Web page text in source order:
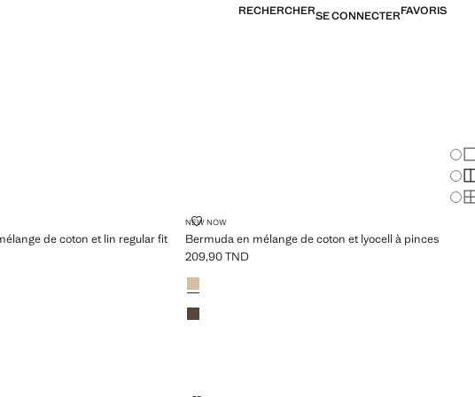
RECHERCHERSE CONNECTERFAVORIS
de coton et lin regular fit
EN MÉLANGE DE COTON ET LIN REGULAR FIT
]
NEW NOW
Bermuda en mélange de coton et lyocell à pinces
BERMUDA EN MÉLANGE DE COTON ET LYOCELL À
Prix actuel [209,90 TND ]
209,90 TND
Couleurs
Beige
Marron